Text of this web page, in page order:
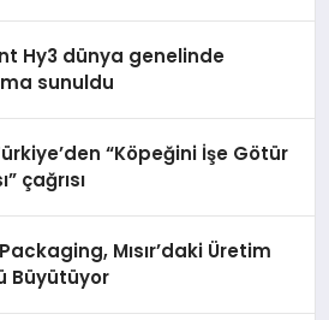
Hy3 dünya genelinde
sunuldu
“Köpeğini İşe Götür
çağrısı
Mısır’daki Üretim
Büyütüyor